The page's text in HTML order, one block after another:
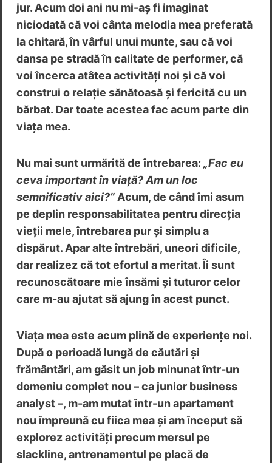
jur. Acum doi ani nu mi-aș fi imaginat
niciodată că voi cânta melodia mea preferată
la chitară, în vârful unui munte, sau că voi
dansa pe stradă în calitate de performer, că
voi încerca atâtea activități noi și că voi
construi o relație sănătoasă și fericită cu un
bărbat. Dar toate acestea fac acum parte din
viața mea.
Nu mai sunt urmărită de întrebarea: „Fac eu
ceva important în viață? Am un loc
semnificativ aici?” Acum, de când îmi asum
pe deplin responsabilitatea pentru direcția
vieții mele, întrebarea pur și simplu a
dispărut. Apar alte întrebări, uneori dificile,
dar realizez că tot efortul a meritat. Îi sunt
recunoscătoare mie însămi și tuturor celor
care m-au ajutat să ajung în acest punct.
Viața mea este acum plină de experiențe noi.
După o perioadă lungă de căutări și
frământări, am găsit un job minunat într-un
domeniu complet nou – ca junior business
analyst –, m-am mutat într-un apartament
nou împreună cu fiica mea și am început să
explorez activități precum mersul pe
slackline, antrenamentul pe placă de